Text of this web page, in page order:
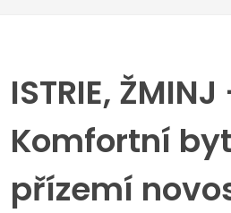
ISTRIE, ŽMINJ
Komfortní
přízemí